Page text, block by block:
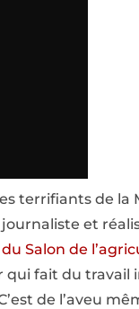
terrifiants de la
et
Salon de
qui fait du travail
de l’aveu